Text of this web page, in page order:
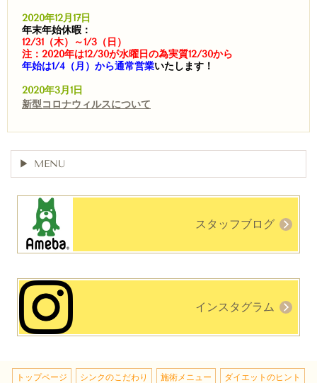
2020年12月17日
年末年始休暇：
12/31（木）～1/3（日）
注：2020年は12/30が水曜日の為実質12/30から
年始は1/4（月）から通常営業いたします！
2020年3月1日
新型コロナウィルスについて
MENU
スタッフブログ
インスタグラム
トップページ シンクのこだわり 施術メニュー ダイエットのヒント